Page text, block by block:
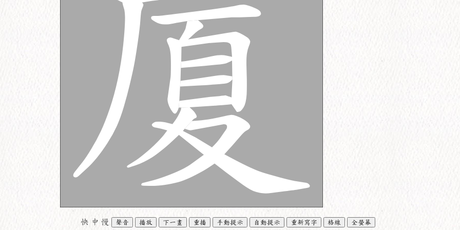
快 中 慢 聲音 播放 下一畫 重播 手動提示 自動提示 重新寫字 格線 全螢幕